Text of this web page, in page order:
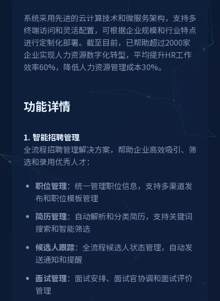
系统采用先进的云计算技术和微服务架构，支持多
终端访问和灵活配置，可根据企业规模和行业特点
进行定制化部署。截至目前，已帮助超过2000家
企业实现人力资源数字化转型，平均提升HR工作
效率60%，降低人力资源管理成本30%。
功能详情
1. 智能招聘管理
全流程招聘管理解决方案，帮助企业高效吸引、筛
选和录用优秀人才：
职位管理：统一管理职位信息，支持多渠道发
布和职位模板管理
简历管理：自动解析和分类简历，支持关键词
搜索和智能筛选
候选人跟踪：全流程候选人状态管理，自动发
送通知和提醒
面试管理：面试安排、面试官协调和面试评价
管理